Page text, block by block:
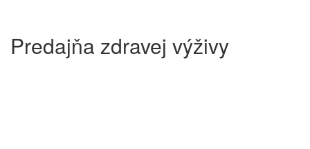
Predajňa zdravej výživy